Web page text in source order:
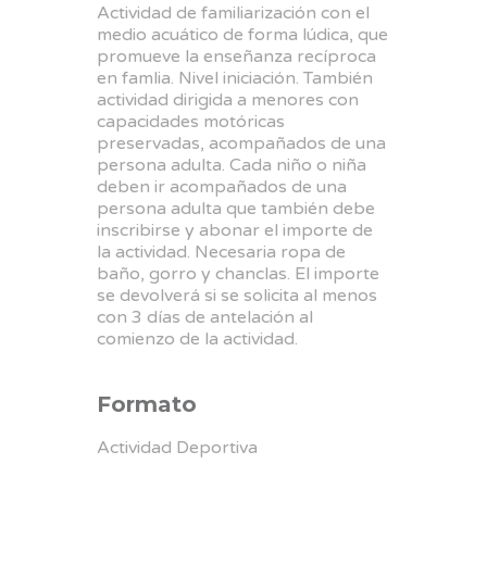
Actividad de familiarización con el
medio acuático de forma lúdica, que
promueve la enseñanza recíproca
en famlia. Nivel iniciación. También
actividad dirigida a menores con
capacidades motóricas
preservadas, acompañados de una
persona adulta. Cada niño o niña
deben ir acompañados de una
persona adulta que también debe
inscribirse y abonar el importe de
la actividad. Necesaria ropa de
baño, gorro y chanclas. El importe
se devolverá si se solicita al menos
con 3 días de antelación al
comienzo de la actividad.
Formato
Actividad Deportiva